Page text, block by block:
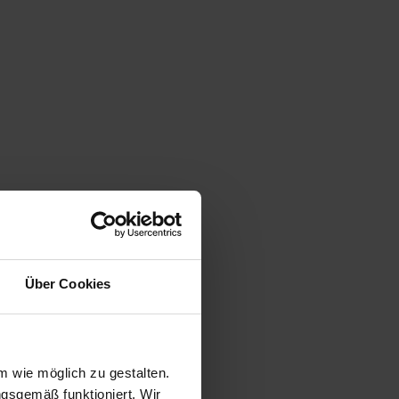
Über Cookies
wie möglich zu gestalten.
funktioniert. Wir
(1.763)
06.08.26